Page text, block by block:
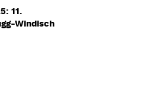
11.
Windisch